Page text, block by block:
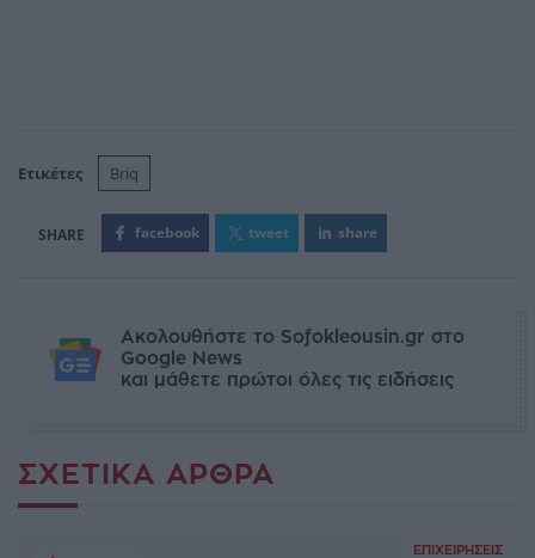
Ετικέτες Briq
facebook tweet share
Ακολουθήστε το Sofokleousin.gr στο
Google News
και μάθετε πρώτοι όλες τις ειδήσεις
ΣΧΕΤΙΚΆ ΆΡΘΡΑ
ΕΠΙΧΕΙΡΉΣΕΙΣ